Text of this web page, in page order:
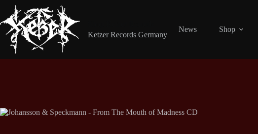
Inhalt
springen
Ketzer Records Germany
News Shop